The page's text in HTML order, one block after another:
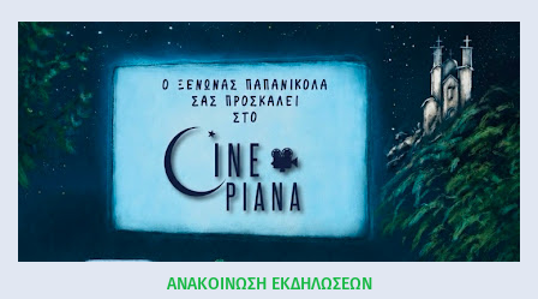
ΑΝΑΚΟΙΝΩΣΗ ΕΚΔΗΛΩΣΕΩΝ